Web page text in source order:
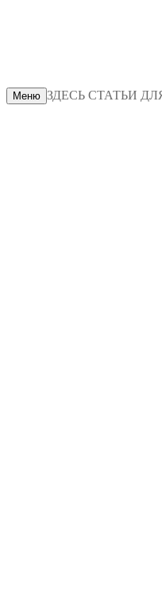
Меню ЗДЕСЬ СТАТЬИ